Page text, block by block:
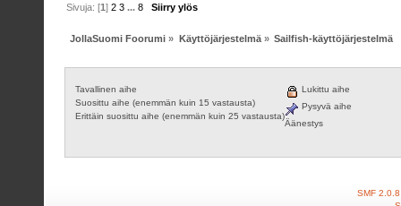
Sivuja: [1]2 3 ...8 Siirry ylös
JollaSuomi Foorumi » Käyttöjärjestelmä» Sailfish-käyttöjärjestelmä
Tavallinen aihe
Suosittu aihe (enemmän kuin 15 vastausta)
Erittäin suosittu aihe (enemmän kuin 25 vastausta)
Lukittu aihe
Pysyvä aihe
Äänestys
SMF 2.0.8